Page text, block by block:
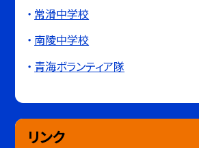
常滑中学校
南陵中学校
青海ボランティア隊
リンク